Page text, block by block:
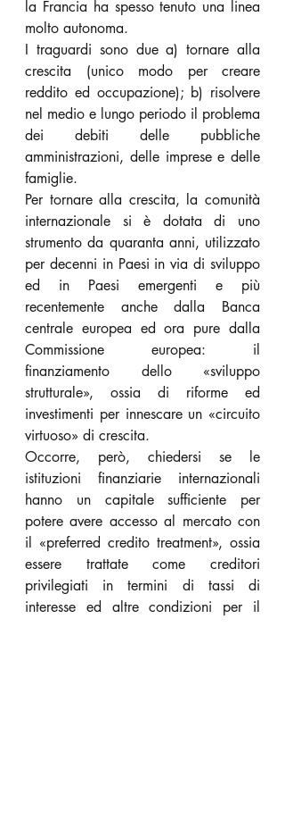
la Francia ha spesso tenuto una linea
molto autonoma.
I traguardi sono due a) tornare alla
crescita (unico modo per creare
reddito ed occupazione); b) risolvere
nel medio e lungo periodo il problema
dei debiti delle pubbliche
amministrazioni, delle imprese e delle
famiglie.
Per tornare alla crescita, la comunità
internazionale si è dotata di uno
strumento da quaranta anni, utilizzato
per decenni in Paesi in via di sviluppo
ed in Paesi emergenti e più
recentemente anche dalla Banca
centrale europea ed ora pure dalla
Commissione europea: il
finanziamento dello «sviluppo
strutturale», ossia di riforme ed
investimenti per innescare un «circuito
virtuoso» di crescita.
Occorre, però, chiedersi se le
istituzioni finanziarie internazionali
hanno un capitale sufficiente per
potere avere accesso al mercato con
il «preferred credito treatment», ossia
essere trattate come creditori
privilegiati in termini di tassi di
interesse ed altre condizioni per il